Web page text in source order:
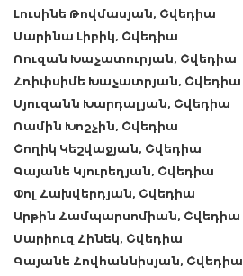
Լուսինե Թովմասյան, Շվեդիա
Մարինա Լիբիկ, Շվեդիա
Ռուզան Խաչատուրյան, Շվեդիա
Հռիփսիմե Խաչատրյան, Շվեդիա
Սյուզանն Խարդալյան, Շվեդիա
Ռամին Խոշչին, Շվեդիա
Շողիկ Կեշվաջյան, Շվեդիա
Գայանե Կյուրեղյան, Շվեդիա
Փոլ Հախվերդյան, Շվեդիա
Արթին Համպարսոմիան, Շվեդիա
Մարիուզ Հինեկ, Շվեդիա
Գայանե Հովհաննիսյան, Շվեդիա